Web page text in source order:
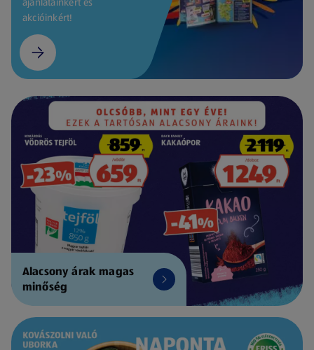
akcióinkért!
Alacsony árak magas
minőség